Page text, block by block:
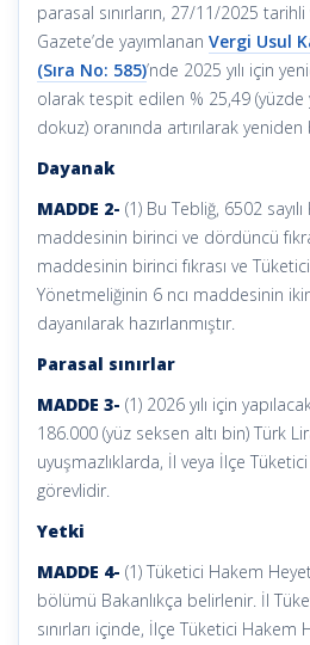
parasal sınırların, 27/11/2025 tarihli
Gazete’de yayımlanan Vergi Usul
(Sıra No: 585)’nde 2025 yılı için
olarak tespit edilen % 25,49 (yüzde
dokuz) oranında artırılarak
Dayanak
MADDE 2- (1) Bu Tebliğ, 6502
maddesinin birinci ve dördüncü
maddesinin birinci fıkrası ve
Yönetmeliğinin 6 ncı maddesinin
dayanılarak hazırlanmıştır.
Parasal sınırlar
MADDE 3- (1) 2026 yılı için
186.000 (yüz seksen altı bin) Türk
uyuşmazlıklarda, İl veya İlçe
görevlidir.
Yetki
MADDE 4- (1) Tüketici Hakem
bölümü Bakanlıkça belirlenir. İl
sınırları içinde, İlçe Tüketici Hakem